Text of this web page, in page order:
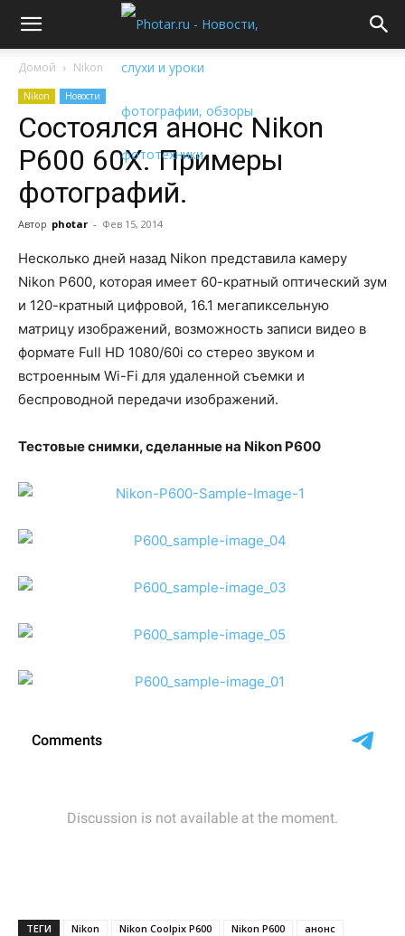
Домой Nikon
Nikon Новости
Состоялся анонс Nikon
P600 60X. Примеры
фотографий.
Автор photar - Фев 15, 2014
Несколько дней назад Nikon представила камеру
Nikon P600, которая имеет 60-кратный оптический зум
и 120-кратный цифровой, 16.1 мегапиксельную
матрицу изображений, возможность записи видео в
формате Full HD 1080/60i со стерео звуком и
встроенным Wi-Fi для удаленной съемки и
беспроводной передачи изображений.
Тестовые снимки, сделанные на Nikon P600
ТЕГИ Nikon Nikon Coolpix P600 Nikon P600
анонс